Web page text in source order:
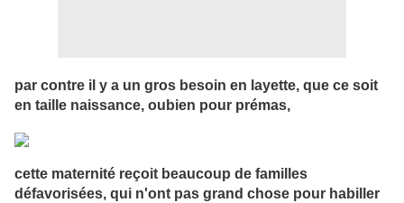
par contre il y a un gros besoin en layette, que ce soit
en taille naissance, oubien pour prémas,
cette maternité reçoit beaucoup de familles
défavorisées, qui n'ont pas grand chose pour habiller